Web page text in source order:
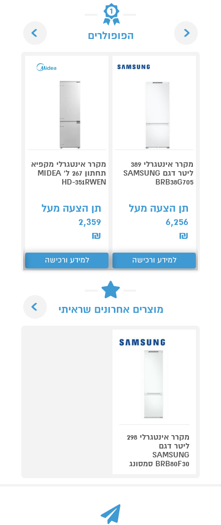
הפופולרים
מקרר אינטגרלי 389
ליטר דגם SAMSUNG
BRB38G705
תן הצעה מעל
6,256
₪
למידע ורכישה
מקרר אינטגרלי מקפיא
תחתון 267 ל' MIDEA
HD-351RWEN
תן הצעה מעל
2,359
₪
למידע ורכישה
מוצרים אחרונים שראיתי
מקרר אינטגרלי 298
ליטר דגם
SAMSUNG
BRB80F30 סמסונג